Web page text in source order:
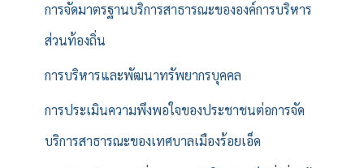
การจัดมาตรฐานบริการสาธารณะขององค์การบริหาร
ส่วนท้องถิ่น
การบริหารและพัฒนาทรัพยากรบุคคล
การประเมินความพึงพอใจของประชาชนต่อการจัด
บริการสาธารณะของเทศบาลเมืองร้อยเอ็ด